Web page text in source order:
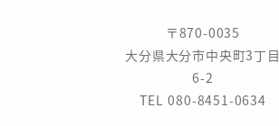
〒870-0035
大分県大分市中央町3丁目
6-2
TEL 080-8451-0634